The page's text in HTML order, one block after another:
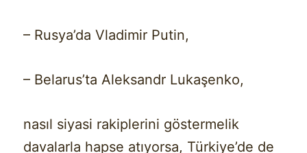
– Rusya’da Vladimir Putin,
– Belarus’ta Aleksandr Lukaşenko,
nasıl siyasi rakiplerini göstermelik
davalarla hapse atıyorsa, Türkiye’de de